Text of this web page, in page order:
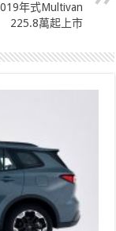
年式Multivan
225.8萬起上市